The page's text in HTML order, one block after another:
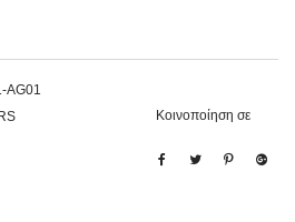
AG01
Κοινοποίηση σε